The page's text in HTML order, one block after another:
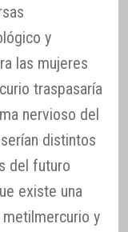
y
las mujeres
traspasaría
nervioso del
distintos
del futuro
existe una
y